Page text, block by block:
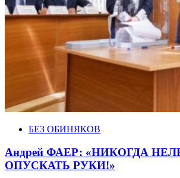
БЕЗ ОБИНЯКОВ
Андрей ФАЕР: «НИКОГДА
ОПУСКАТЬ РУКИ!»